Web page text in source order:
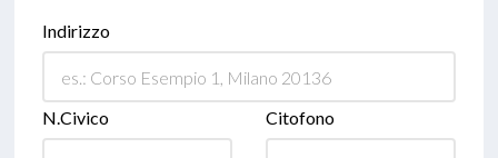
Indirizzo
N.Civico Citofono